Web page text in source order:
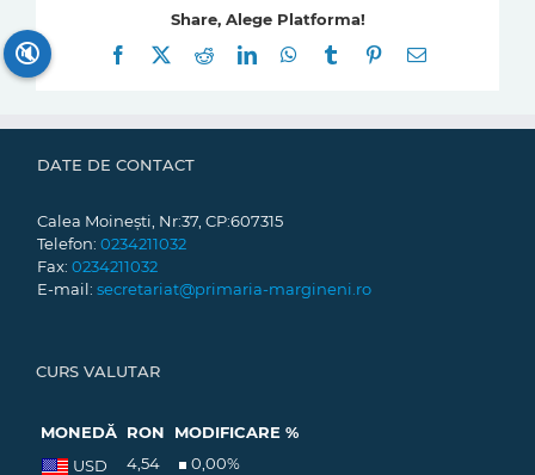
Share, Alege Platforma!
Facebook
RedditLinkedInWhatsApp
Tumblr Pinterest
E-
DATE DE CONTACT
Calea Moinești, Nr:37, CP:607315
Telefon: 0234211032
Fax: 0234211032
E-mail: secretariat@primaria-margineni.ro
CURS VALUTAR
MONEDĂ RON
MODIFICARE %
USD
4,54 0,00%
🔇